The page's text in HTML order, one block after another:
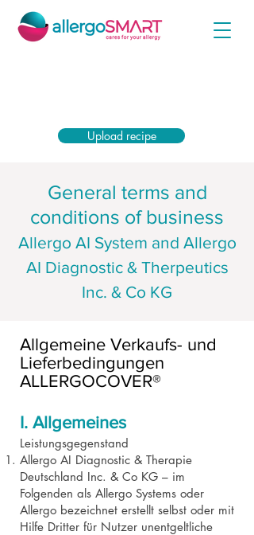
Upload recipe
General terms and
conditions of business
Allergo AI System and Allergo
AI Diagnostic & Therpeutics
Inc. & Co KG
Allgemeine Verkaufs- und
Lieferbedingungen
ALLERGOCOVER®
I. Allgemeines
Leistungsgegenstand
Allergo AI Diagnostic & Therapie
Deutschland Inc. & Co KG – im
Folgenden als Allergo Systems oder
Allergo bezeichnet erstellt selbst oder mit
Hilfe Dritter für Nutzer unentgeltliche